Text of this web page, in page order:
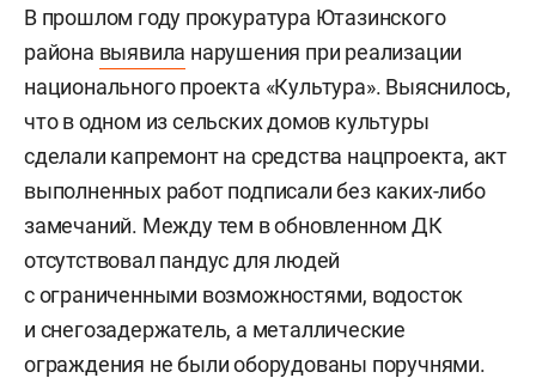
В прошлом году прокуратура Ютазинского
района выявила нарушения при реализации
национального проекта «Культура». Выяснилось,
что в одном из сельских домов культуры
сделали капремонт на средства нацпроекта, акт
выполненных работ подписали без каких-либо
замечаний. Между тем в обновленном ДК
отсутствовал пандус для людей
с ограниченными возможностями, водосток
и снегозадержатель, а металлические
ограждения не были оборудованы поручнями.